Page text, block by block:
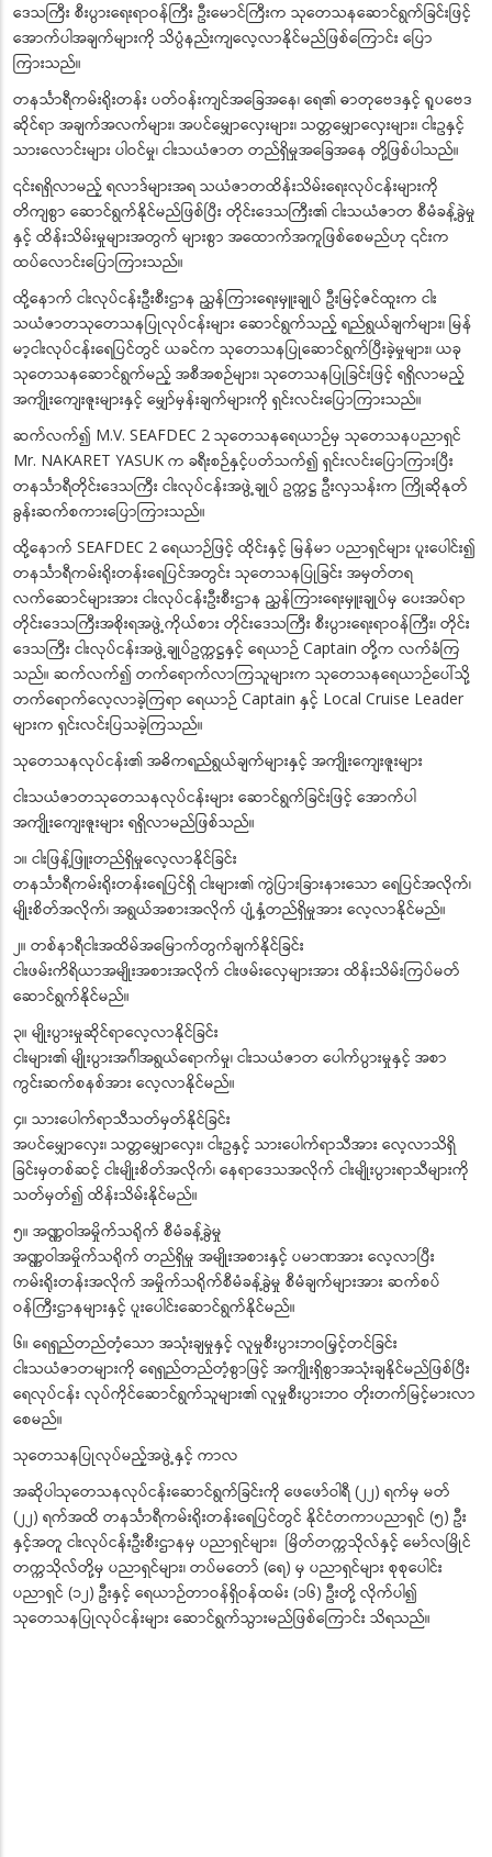
ဒေသကြီး စီးပွားရေးရာဝန်ကြီး ဦးမောင်ကြီးက သုတေသနဆောင်ရွက်ခြင်းဖြင့်
အောက်ပါအချက်များကို သိပ္ပံနည်းကျလေ့လာနိုင်မည်ဖြစ်ကြောင်း ပြော
ကြားသည်။
တနင်္သာရီကမ်းရိုးတန်း ပတ်ဝန်းကျင်အခြေအနေ၊ ရေ၏ ဓာတုဗေဒနှင့် ရူပဗေဒ
ဆိုင်ရာ အချက်အလက်များ၊ အပင်မျှောလှေးများ၊ သတ္တမျှောလှေးများ၊ ငါးဥနှင့်
သားလောင်းများ ပါဝင်မှု၊ ငါးသယံဇာတ တည်ရှိမှုအခြေအနေ တို့ဖြစ်ပါသည်။
၎င်းရရှိလာမည့် ရလာဒ်များအရ သယံဇာတထိန်းသိမ်းရေးလုပ်ငန်းများကို
တိကျစွာ ဆောင်ရွက်နိုင်မည်ဖြစ်ပြီး တိုင်းဒေသကြီး၏ ငါးသယံဇာတ စီမံခန့်ခွဲမှု
နှင့် ထိန်းသိမ်းမှုများအတွက် များစွာ အထောက်အကူဖြစ်စေမည်ဟု ၎င်းက
ထပ်လောင်းပြောကြားသည်။
ထို့နောက် ငါးလုပ်ငန်းဦးစီးဌာန ညွှန်ကြားရေးမှူးချုပ် ဦးမြင့်ဇင်ထူးက ငါး
သယံဇာတသုတေသနပြုလုပ်ငန်းများ ဆောင်ရွက်သည့် ရည်ရွယ်ချက်များ၊ မြန်
မာ့ငါးလုပ်ငန်းရေပြင်တွင် ယခင်က သုတေသနပြုဆောင်ရွက်ပြီးခဲ့မှုများ၊ ယခု
သုတေသနဆောင်ရွက်မည့် အစီအစဉ်များ၊ သုတေသနပြုခြင်းဖြင့် ရရှိလာမည့်
အကျိုးကျေးဇူးများနှင့် မျှော်မှန်းချက်များကို ရှင်းလင်းပြောကြားသည်။
ဆက်လက်၍ M.V. SEAFDEC 2 သုတေသနရေယာဉ်မှ သုတေသနပညာရှင်
Mr. NAKARET YASUK က ခရီးစဉ်နှင့်ပတ်သက်၍ ရှင်းလင်းပြောကြားပြီး
တနင်္သာရီတိုင်းဒေသကြီး ငါးလုပ်ငန်းအဖွဲ့ချုပ် ဥက္ကဋ္ဌ ဦးလှသန်းက ကြိုဆိုနုတ်
ခွန်းဆက်စကားပြောကြားသည်။
ထို့နောက် SEAFDEC 2 ရေယာဉ်ဖြင့် ထိုင်းနှင့် မြန်မာ ပညာရှင်များ ပူးပေါင်း၍
တနင်္သာရီကမ်းရိုးတန်းရေပြင်အတွင်း သုတေသနပြုခြင်း အမှတ်တရ
လက်ဆောင်များအား ငါးလုပ်ငန်းဦးစီးဌာန ညွှန်ကြားရေးမှူးချုပ်မှ ပေးအပ်ရာ
တိုင်းဒေသကြီးအစိုးရအဖွဲ့ကိုယ်စား တိုင်းဒေသကြီး စီးပွားရေးရာဝန်ကြီး၊ တိုင်း
ဒေသကြီး ငါးလုပ်ငန်းအဖွဲ့ချုပ်ဥက္ကဋ္ဌနှင့် ရေယာဉ် Captain တို့က လက်ခံကြ
သည်။ ဆက်လက်၍ တက်ရောက်လာကြသူများက သုတေသနရေယာဉ်ပေါ်သို့
တက်ရောက်လေ့လာခဲ့ကြရာ ရေယာဉ် Captain နှင့် Local Cruise Leader
များက ရှင်းလင်းပြသခဲ့ကြသည်။
သုတေသနလုပ်ငန်း၏ အဓိကရည်ရွယ်ချက်များနှင့် အကျိုးကျေးဇူးများ
ငါးသယံဇာတသုတေသနလုပ်ငန်းများ ဆောင်ရွက်ခြင်းဖြင့် အောက်ပါ
အကျိုးကျေးဇူးများ ရရှိလာမည်ဖြစ်သည်။
၁။ ငါးဖြန့်ဖြူးတည်ရှိမှုလေ့လာနိုင်ခြင်း
တနင်္သာရီကမ်းရိုးတန်းရေပြင်ရှိ ငါးများ၏ ကွဲပြားခြားနားသော ရေပြင်အလိုက်၊
မျိုးစိတ်အလိုက်၊ အရွယ်အစားအလိုက် ပျံ့နှံ့တည်ရှိမှုအား လေ့လာနိုင်မည်။
၂။ တစ်နာရီငါးအထိမ်အမြောက်တွက်ချက်နိုင်ခြင်း
ငါးဖမ်းကိရိယာအမျိုးအစားအလိုက် ငါးဖမ်းလှေများအား ထိန်းသိမ်းကြပ်မတ်
ဆောင်ရွက်နိုင်မည်။
၃။ မျိုးပွားမှုဆိုင်ရာလေ့လာနိုင်ခြင်း
ငါးများ၏ မျိုးပွားအင်္ဂါအရွယ်ရောက်မှု၊ ငါးသယံဇာတ ပေါက်ပွားမှုနှင့် အစာ
ကွင်းဆက်စနစ်အား လေ့လာနိုင်မည်။
၄။ သားပေါက်ရာသီသတ်မှတ်နိုင်ခြင်း
အပင်မျှောလှေး၊ သတ္တမျှောလှေး၊ ငါးဥနှင့် သားပေါက်ရာသီအား လေ့လာသိရှိ
ခြင်းမှတစ်ဆင့် ငါးမျိုးစိတ်အလိုက်၊ နေရာဒေသအလိုက် ငါးမျိုးပွားရာသီများကို
သတ်မှတ်၍ ထိန်းသိမ်းနိုင်မည်။
၅။ အဏ္ဏဝါအမှိုက်သရိုက် စီမံခန့်ခွဲမှု
အဏ္ဏဝါအမှိုက်သရိုက် တည်ရှိမှု အမျိုးအစားနှင့် ပမာဏအား လေ့လာပြီး
ကမ်းရိုးတန်းအလိုက် အမှိုက်သရိုက်စီမံခန့်ခွဲမှု စီမံချက်များအား ဆက်စပ်
ဝန်ကြီးဌာနများနှင့် ပူးပေါင်းဆောင်ရွက်နိုင်မည်။
၆။ ရေရှည်တည်တံ့သော အသုံးချမှုနှင့် လူမှုစီးပွားဘဝမြှင့်တင်ခြင်း
ငါးသယံဇာတများကို ရေရှည်တည်တံ့စွာဖြင့် အကျိုးရှိစွာအသုံးချနိုင်မည်ဖြစ်ပြီး
ရေလုပ်ငန်း လုပ်ကိုင်ဆောင်ရွက်သူများ၏ လူမှုစီးပွားဘဝ တိုးတက်မြင့်မားလာ
စေမည်။
သုတေသနပြုလုပ်မည့်အဖွဲ့နှင့် ကာလ
အဆိုပါသုတေသနလုပ်ငန်းဆောင်ရွက်ခြင်းကို ဖေဖော်ဝါရီ (၂၂) ရက်မှ မတ်
(၂၂) ရက်အထိ တနင်္သာရီကမ်းရိုးတန်းရေပြင်တွင် နိုင်ငံတကာပညာရှင် (၅) ဦး
နှင့်အတူ ငါးလုပ်ငန်းဦးစီးဌာနမှ ပညာရှင်များ၊ မြိတ်တက္ကသိုလ်နှင့် မော်လမြိုင်
တက္ကသိုလ်တို့မှ ပညာရှင်များ၊ တပ်မတော် (ရေ) မှ ပညာရှင်များ စုစုပေါင်း
ပညာရှင် (၁၂) ဦးနှင့် ရေယာဉ်တာဝန်ရှိဝန်ထမ်း (၁၆) ဦးတို့ လိုက်ပါ၍
သုတေသနပြုလုပ်ငန်းများ ဆောင်ရွက်သွားမည်ဖြစ်ကြောင်း သိရသည်။